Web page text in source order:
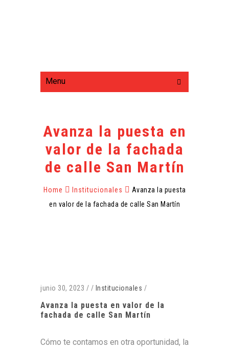
Menu
Avanza la puesta en
valor de la fachada
de calle San Martín
Home Institucionales
Avanza la puesta
en valor de la fachada de calle San Martín
junio 30, 2023 / / Institucionales /
Avanza la puesta en valor de la
fachada de calle San Martín
Cómo te contamos en otra oportunidad, la